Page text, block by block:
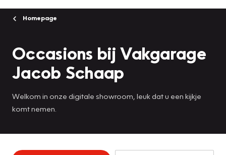
Homepage
Occasions bij Vakgarage
Jacob Schaap
Welkom in onze digitale showroom, leuk dat u een kijkje
komt nemen.